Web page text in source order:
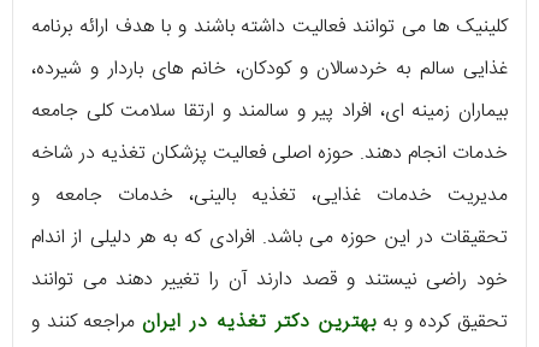
کلینیک ها می توانند فعالیت داشته باشند و با هدف ارائه برنامه
غذایی سالم به خردسالان و کودکان، خانم های باردار و شیرده،
بیماران زمینه ای، افراد پیر و سالمند و ارتقا سلامت کلی جامعه
خدمات انجام دهند. حوزه اصلی فعالیت پزشکان تغذیه در شاخه
مدیریت خدمات غذایی، تغذیه بالینی، خدمات جامعه و
تحقیقات در این حوزه می باشد. افرادی که به هر دلیلی از اندام
خود راضی نیستند و قصد دارند آن را تغییر دهند می توانند
تحقیق کرده و بهبهترین دکتر تغذیه در ایران مراجعه کنند و